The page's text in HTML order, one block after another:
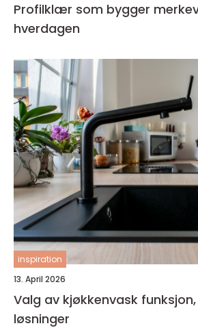
Profilklær som bygger
hverdagen
inspiration
13. April 2026
Valg av kjøkkenvask funksjon, stil og smarte
løsninger